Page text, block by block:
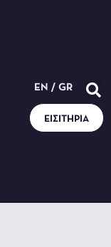
EN / GR
ΕΙΣΙΤΉΡΙΑ